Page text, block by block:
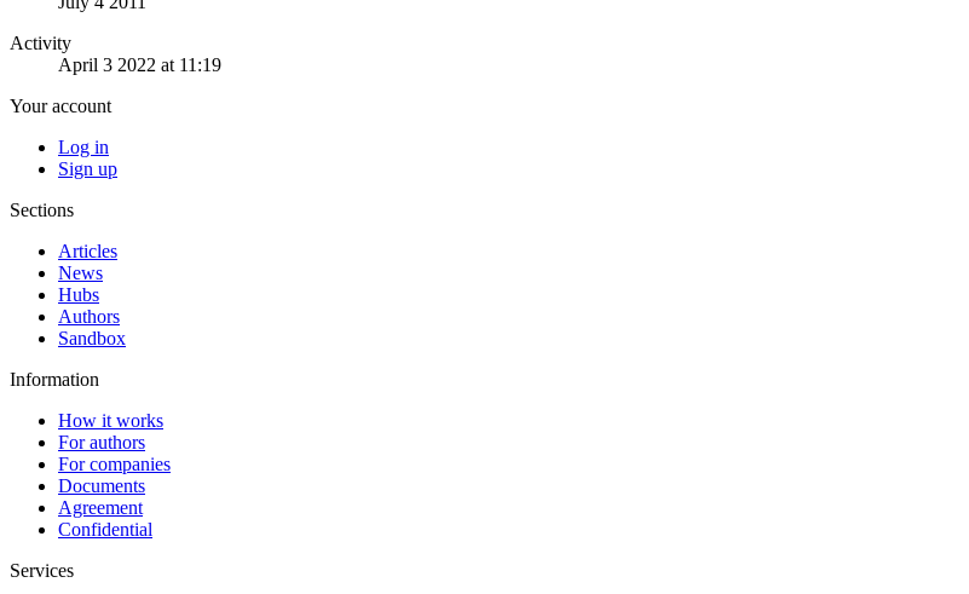
Activity
April 3 2022 at 11:19
Your account
Log in
Sign up
Sections
Articles
News
Hubs
Authors
Sandbox
Information
How it works
For authors
For companies
Documents
Agreement
Confidential
Services